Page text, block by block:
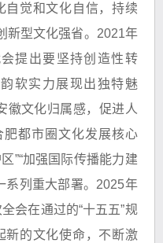
自觉和文化自信，持续
新型文化强省。2021年
提出要坚持创造性转
软实力展现出独特魅
徽文化归属感，促进人
肥都市圈文化发展核心
”“加强国际传播能力建
系列重大部署。2025年
会在通过的“十五五”规
新的文化使命，不断激